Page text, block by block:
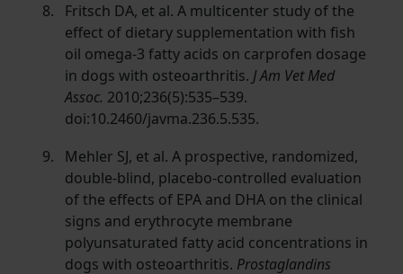
Fritsch DA, et al. A multicenter study of the
effect of dietary supplementation with fish
oil omega-3 fatty acids on carprofen dosage
in dogs with osteoarthritis. J Am Vet Med
Assoc. 2010;236(5):535–539.
doi:10.2460/javma.236.5.535.
Mehler SJ, et al. A prospective, randomized,
double-blind, placebo-controlled evaluation
of the effects of EPA and DHA on the clinical
signs and erythrocyte membrane
polyunsaturated fatty acid concentrations in
dogs with osteoarthritis. Prostaglandins